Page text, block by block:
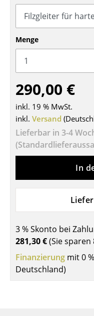
Schreibtische
Sekretäre & PC-
Konferenztische
Kindertische
Gartentische
Servierwagen
Einzelteile
Regale & Schränke
Bücherregale
Wandregale
Sideboards &
Menge
290,00 €
inkl. 19 % MwSt.
inkl. Versand
Lieferbar in 3-4
In
3 % Skonto bei
281,30 €(Sie sparen
Finanzierung mit 0
Deutschland)